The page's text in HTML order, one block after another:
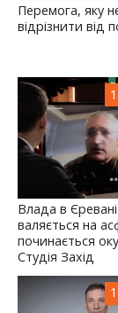
Перемога, яку
відрізнити від
Влада в Єревані
валяється на
починається
Студія Захід